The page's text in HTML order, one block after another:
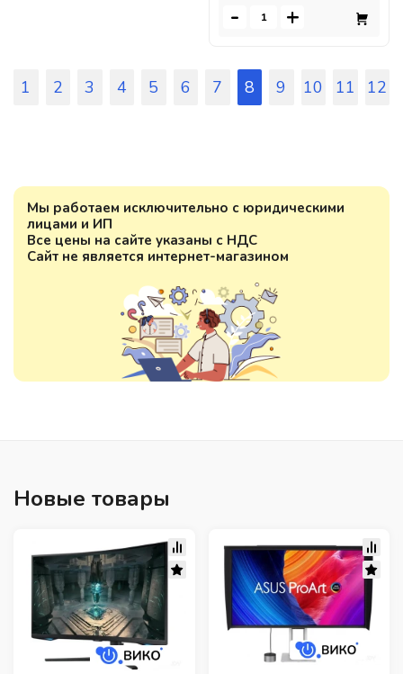
Мы работаем исключительно с юридическими
лицами и ИП
Все цены на сайте указаны с НДС
Сайт не является интернет-магазином
- +
1 2 3 4 5 6 7 8 9 10 11 12
Новые товары